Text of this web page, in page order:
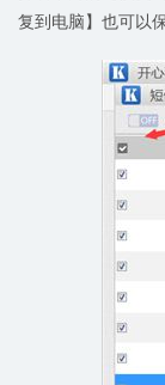
复到电脑】也可以